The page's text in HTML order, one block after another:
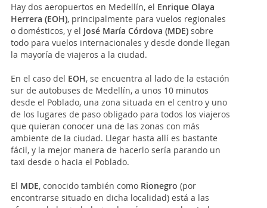
Hay dos aeropuertos en Medellín, el Enrique Olaya
Herrera (EOH), principalmente para vuelos regionales
o domésticos, y el José María Córdova (MDE) sobre
todo para vuelos internacionales y desde donde llegan
la mayoría de viajeros a la ciudad.
En el caso del EOH, se encuentra al lado de la estación
sur de autobuses de Medellín, a unos 10 minutos
desde el Poblado, una zona situada en el centro y uno
de los lugares de paso obligado para todos los viajeros
que quieran conocer una de las zonas con más
ambiente de la ciudad. Llegar hasta allí es bastante
fácil, y la mejor manera de hacerlo sería parando un
taxi desde o hacia el Poblado.
El MDE, conocido también como Rionegro (por
encontrarse situado en dicha localidad) está a las